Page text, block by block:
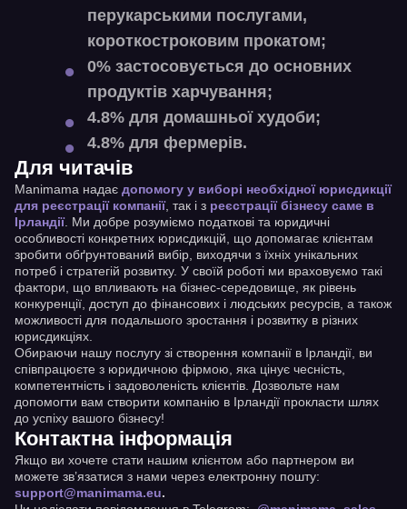
перукарськими послугами,
короткостроковим прокатом;
0% застосовується до основних
продуктів харчування;
4.8% для домашньої худоби;
4.8% для фермерів.
Для читачів
Manimama надає допомогу у виборі необхідної юрисдикції
для реєстрації компанії, так і з реєстрації бізнесу саме в
Ірландії. Ми добре розуміємо податкові та юридичні
особливості конкретних юрисдикцій, що допомагає клієнтам
зробити обґрунтований вибір, виходячи з їхніх унікальних
потреб і стратегій розвитку. У своїй роботі ми враховуємо такі
фактори, що впливають на бізнес-середовище, як рівень
конкуренції, доступ до фінансових і людських ресурсів, а також
можливості для подальшого зростання і розвитку в різних
юрисдикціях.
Обираючи нашу послугу зі створення компанії в Ірландії, ви
співпрацюєте з юридичною фірмою, яка цінує чесність,
компетентність і задоволеність клієнтів. Дозвольте нам
допомогти вам створити компанію в Ірландії прокласти шлях
до успіху вашого бізнесу!
Контактна інформація
Якщо ви хочете стати нашим клієнтом або партнером ви
можете зв’язатися з нами через електронну пошту:
support@manimama.eu.